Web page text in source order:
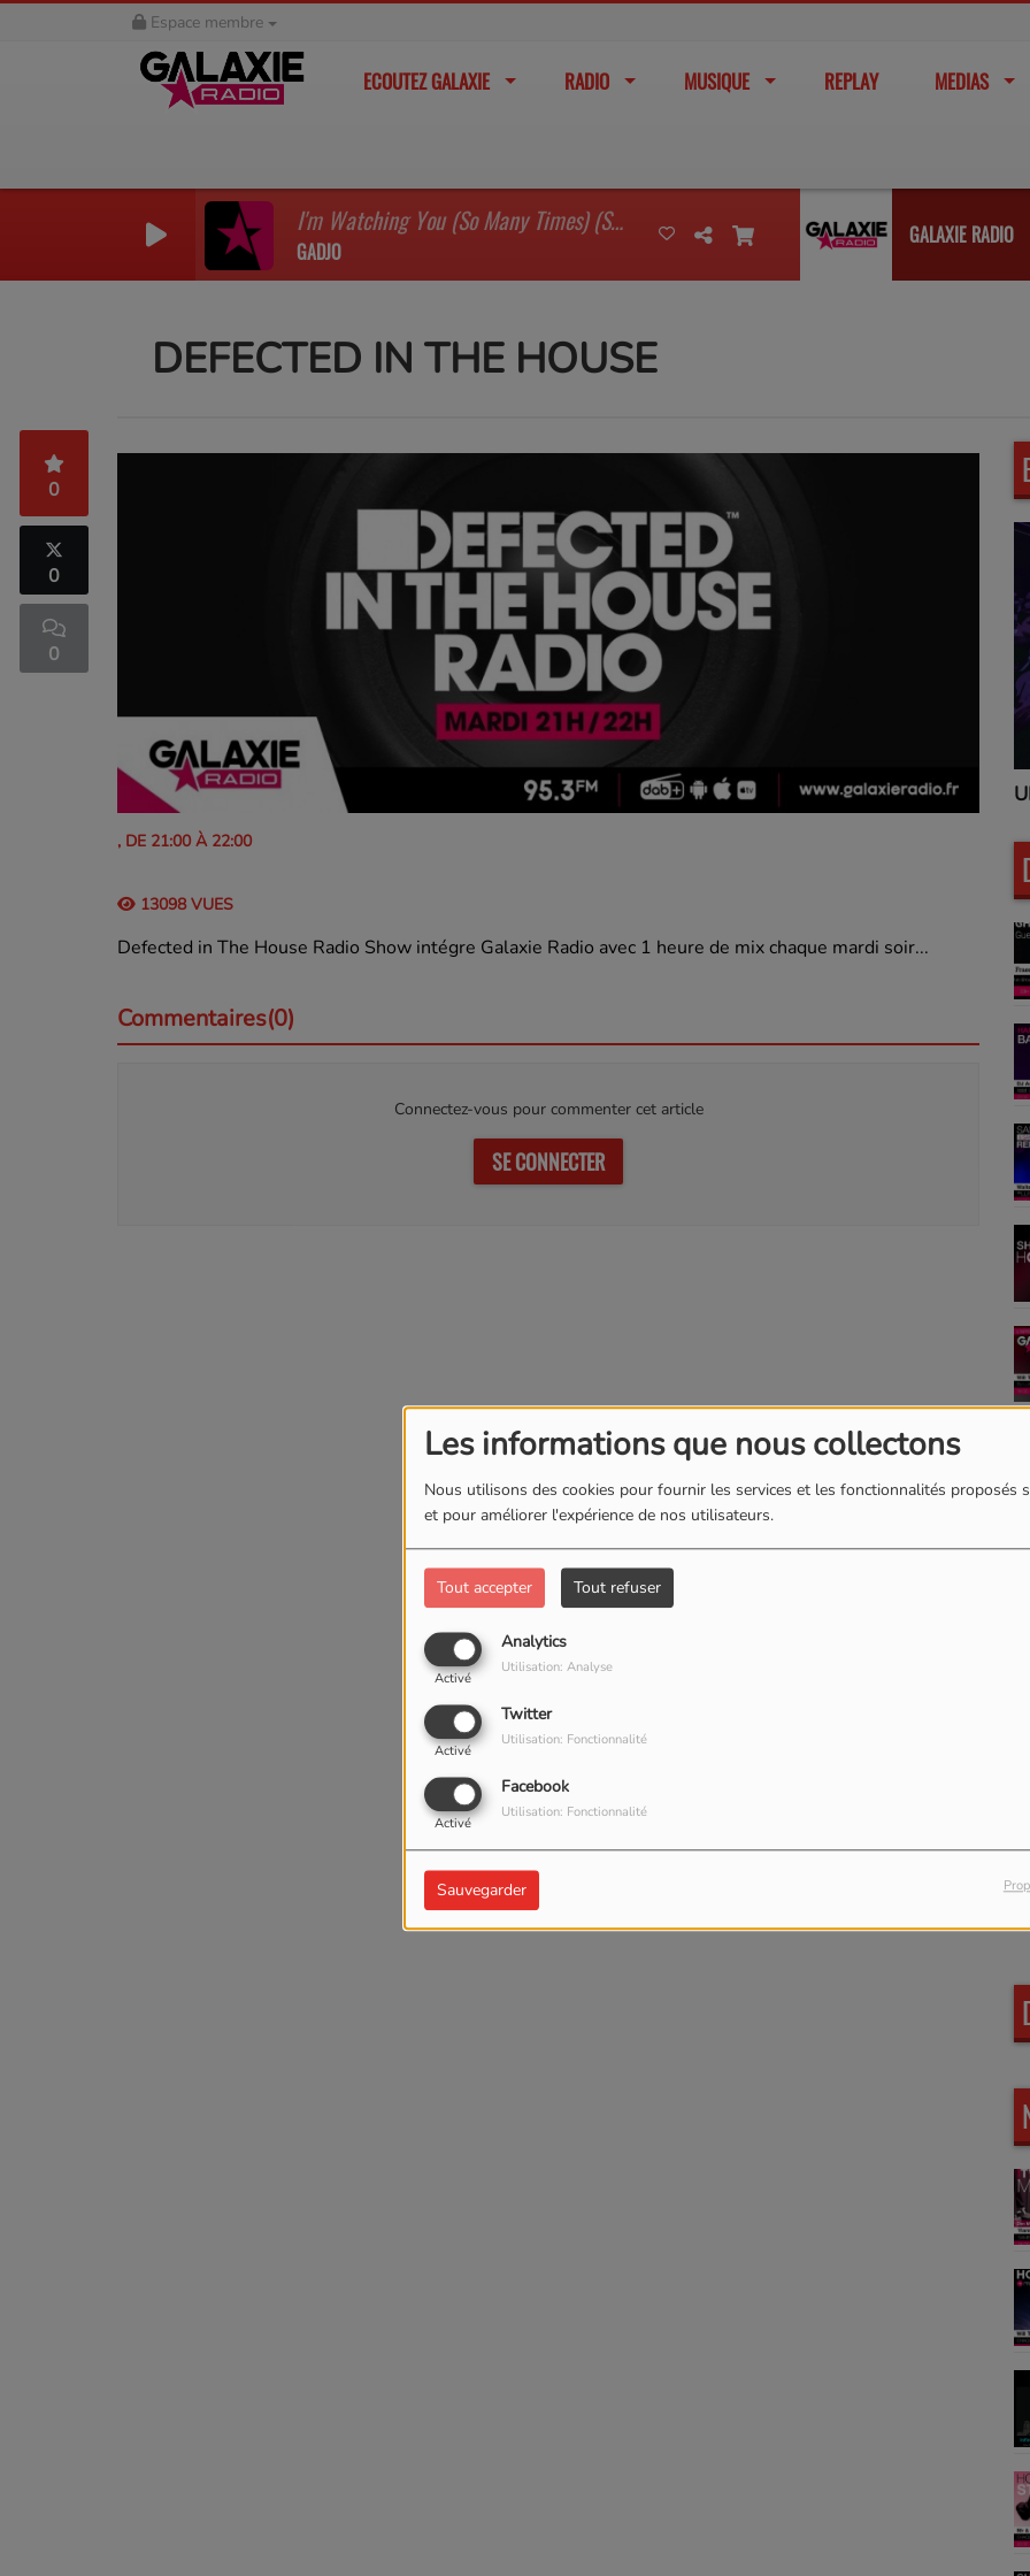
Les informations que nous collectons
Nous utilisons des cookies pour fournir les services et les fonctionnalités proposés
et pour améliorer l'expérience de nos utilisateurs.
Tout accepter Tout refuser
Analytics
Activé
Utilisation: Analyse
Twitter
Activé
Utilisation: Fonctionnalité
Facebook
Activé
Utilisation: Fonctionnalité
Sauvegarder
Espace membre
ECOUTEZ GALAXIE RADIO MUSIQUE REPLAY MEDIAS
I'm Watching You (So Many Times) (Sean Finn Remix)
GADJO
GALAXIE RADIO
DEFECTED IN THE HOUSE
0
0
0
, DE 21:00 À 22:00
13098 VUES
Defected in The House Radio Show intégre Galaxie Radio avec 1 heure de mix chaque mardi soir...
Commentaires(0)
Connectez-vous pour commenter cet article
SE CONNECTER
UNITED CLUBBING UNITED CLUBBING